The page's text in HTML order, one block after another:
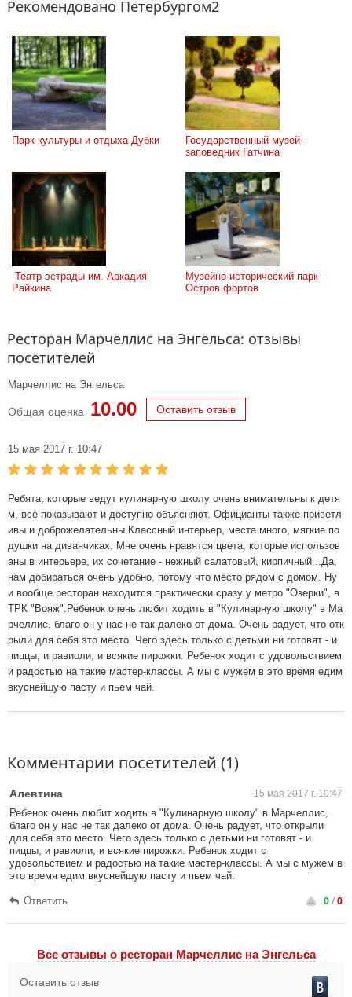
Рекомендовано Петербургом2
Парк культуры и отдыха Дубки
Государственный музей-
заповедник Гатчина
Райкина
Музейно-исторический парк
Остров фортов
Ресторан Марчеллис на Энгельса: отзывы
посетителей
Марчеллис на Энгельса
Общая оценка 10.00 Оставить отзыв
15 мая 2017 г. 10:47
Ребята, которые ведут кулинарную школу очень внимательны к детя
м, все показывают и доступно объясняют. Официанты также приветл
ивы и доброжелательны.Классный интерьер, места много, мягкие по
душки на диванчиках. Мне очень нравятся цвета, которые использов
аны в интерьере, их сочетание - нежный салатовый, кирпичный...Да,
нам добираться очень удобно, потому что место рядом с домом. Ну
и вообще ресторан находится практически сразу у метро "Озерки", в
ТРК "Вояж".Ребенок очень любит ходить в "Кулинарную школу" в Ма
рчеллис, благо он у нас не так далеко от дома. Очень радует, что отк
рыли для себя это место. Чего здесь только с детьми ни готовят - и
пиццы, и равиоли, и всякие пирожки. Ребенок ходит с удовольствием
и радостью на такие мастер-классы. А мы с мужем в это время едим
вкуснейшую пасту и пьем чай.
Комментарии посетителей (1)
Алевтина 15 мая 2017 г. 10:47
Ребенок очень любит ходить в "Кулинарную школу" в Марчеллис,
благо он у нас не так далеко от дома. Очень радует, что открыли
для себя это место. Чего здесь только с детьми ни готовят - и
пиццы, и равиоли, и всякие пирожки. Ребенок ходит с
удовольствием и радостью на такие мастер-классы. А мы с мужем в
это время едим вкуснейшую пасту и пьем чай.
Ответить 0/0
Все отзывы o ресторан Марчеллис на Энгельса
Оставить отзыв